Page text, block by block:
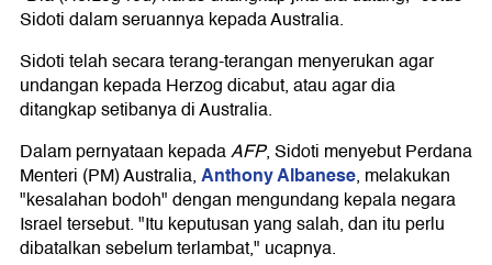
Sidoti dalam seruannya kepada Australia.
Sidoti telah secara terang-terangan menyerukan agar
undangan kepada Herzog dicabut, atau agar dia
ditangkap setibanya di Australia.
Dalam pernyataan kepadaAFP, Sidoti menyebut Perdana
Menteri (PM) Australia,Anthony Albanese, melakukan
"kesalahan bodoh" dengan mengundang kepala negara
Israel tersebut. "Itu keputusan yang salah, dan itu perlu
dibatalkan sebelum terlambat," ucapnya.